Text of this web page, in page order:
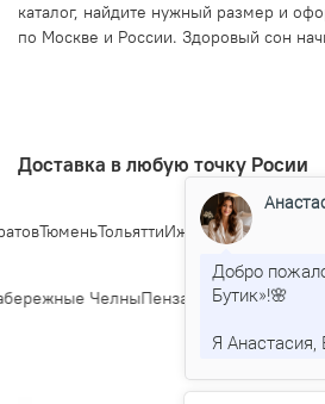
каталог, найдите нужный размер и
по Москве и России. Здоровый сон
Доставка в любую точку Росии
ТюменьТольяттиИжевскБарнаул
ЧелныПензаЛипецкКиров
Добро
Бутик»!🌸
Я Анастасия,